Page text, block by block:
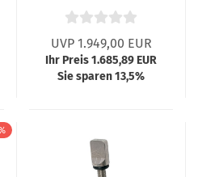
UVP 1.949,00 EUR
Ihr Preis 1.685,89 EUR
Sie sparen 13,5%